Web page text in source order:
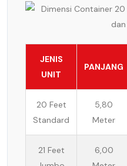
JENIS
UNIT
PANJANG
20 Feet
Standard
5,80
Meter
21 Feet
6,00